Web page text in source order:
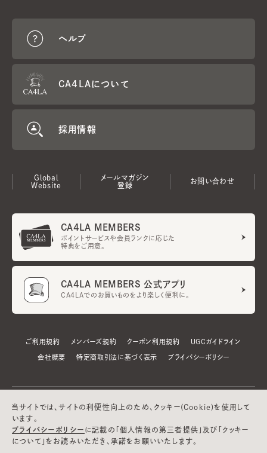
ヘルプ
CA4LAについて
採用情報
Global
Website
メールマガジン
登録
お問い合わせ
CA4LA MEMBERS
ポイントサービスや会員ランクに応じた
特典をご用意。
CA4LA MEMBERS 公式アプリ
CA4LAでのお買いものをより楽しく便利に。
ご利用規約 メンバーズ規約 クーポン利用規約 UGCガイドライン
会社概要 特定商取引法に基づく表示 プライバシーポリシー
当サイトでは、サイトの利便性向上のため、クッキー(Cookie)を使用して
います。
プライバシーポリシー に記載の「個人情報の第三者提供」及び「クッキー
について」をお読みいただき、承諾をお願いいたします。